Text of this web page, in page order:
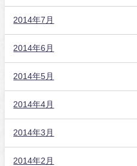
2014年7月
2014年6月
2014年5月
2014年4月
2014年3月
2014年2月